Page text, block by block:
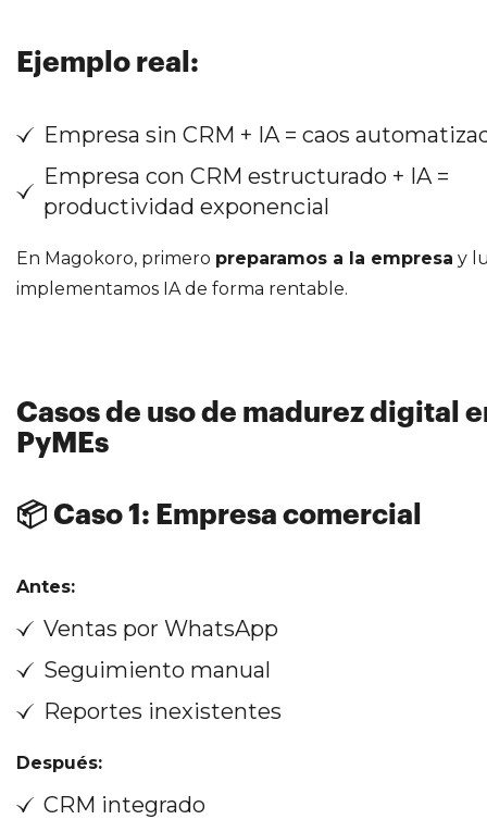
Ejemplo real:
Empresa sin CRM + IA = caos
Empresa con CRM estructurado + IA =
productividad exponencial
En Magokoro, primero preparamos a la empresa y
implementamos IA de forma rentable.
Casos de uso de madurez digital
PyMEs
📦 Caso 1: Empresa comercial
Antes:
Ventas por WhatsApp
Seguimiento manual
Reportes inexistentes
Después:
CRM integrado